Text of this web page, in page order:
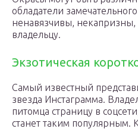
обладатели
ненавязчивы, некапризны,
владельцу.
Экзотическая
Самый известный
звезда Инстаграмма.
питомца страницу в
станет таким популярным.